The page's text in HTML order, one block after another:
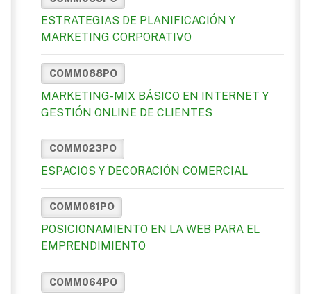
ESTRATEGIAS DE PLANIFICACIÓN Y
MARKETING CORPORATIVO
COMM088PO
MARKETING-MIX BÁSICO EN INTERNET Y
GESTIÓN ONLINE DE CLIENTES
COMM023PO
ESPACIOS Y DECORACIÓN COMERCIAL
COMM061PO
POSICIONAMIENTO EN LA WEB PARA EL
EMPRENDIMIENTO
COMM064PO